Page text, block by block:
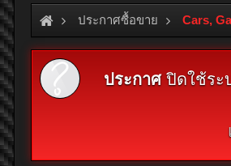
ประกาศซื้อขาย Cars,
ประกาศปิดใช้ระ